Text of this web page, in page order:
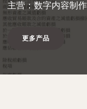
主营：数字内容制
更多产品